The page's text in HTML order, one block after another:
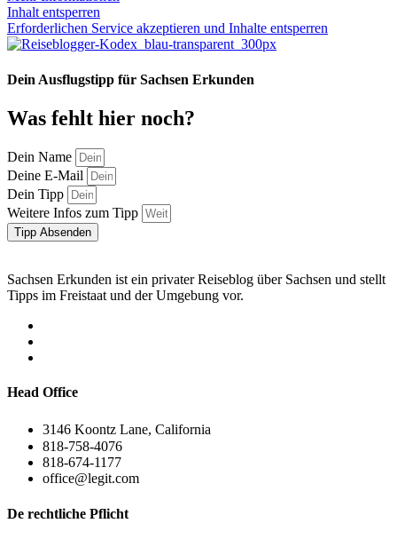
Inhalt entsperren
Erforderlichen Service akzeptieren und Inhalte entsperren
Dein Ausflugstipp für Sachsen Erkunden
Was fehlt hier noch?
Dein Name
Deine E-Mail
Dein Tipp
Weitere Infos zum Tipp
Tipp Absenden
Sachsen Erkunden ist ein privater Reiseblog über Sachsen und stellt
Tipps im Freistaat und der Umgebung vor.
Head Office
3146 Koontz Lane, California
818-758-4076
818-674-1177
office@legit.com
De rechtliche Pflicht